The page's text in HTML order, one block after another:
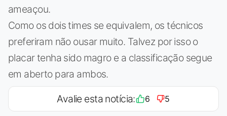
ameaçou.
Como os dois times se equivalem, os técnicos
preferiram não ousar muito. Talvez por isso o
placar tenha sido magro e a classificação segue
em aberto para ambos.
Avalie esta notícia: 6 5